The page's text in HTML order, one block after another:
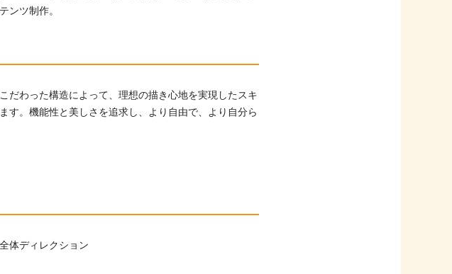
ンツ制作。
だわった構造によって、理想の描き心地を実現したスキ
す。機能性と美しさを追求し、より自由で、より自分ら
体ディレクション